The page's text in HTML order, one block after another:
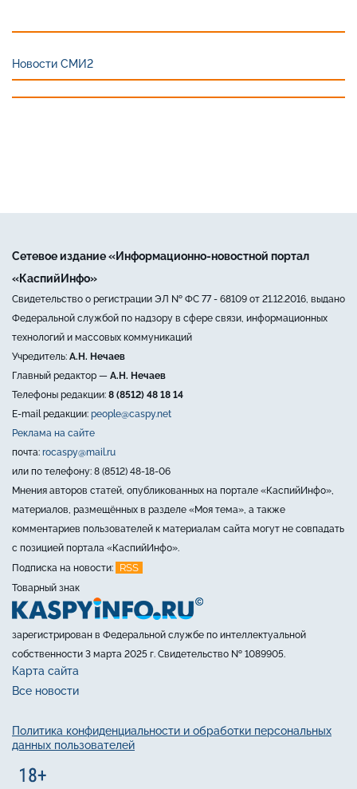
Новости СМИ2
Сетевое издание «Информационно-новостной портал
«КаспийИнфо»
Свидетельство о регистрации ЭЛ № ФС 77 - 68109 от 21.12.2016, выдано
Федеральной службой по надзору в сфере связи, информационных
технологий и массовых коммуникаций
Учредитель: А.Н. Нечаев
Главный редактор — А.Н. Нечаев
Телефоны редакции: 8 (8512) 48 18 14
E-mail редакции: people@caspy.net
Реклама на сайте
почта: rocaspy@mail.ru
или по телефону: 8 (8512) 48-18-06
Мнения авторов статей, опубликованных на портале «КаспийИнфо»,
материалов, размещённых в разделе «Моя тема», а также
комментариев пользователей к материалам сайта могут не совпадать
с позицией портала «КаспийИнфо».
Подписка на новости:
RSS
Товарный знак
зарегистрирован в Федеральной службе по интеллектуальной
собственности 3 марта 2025 г. Свидетельство № 1089905.
Карта сайта
Все новости
Политика конфиденциальности и обработки персональных
данных пользователей